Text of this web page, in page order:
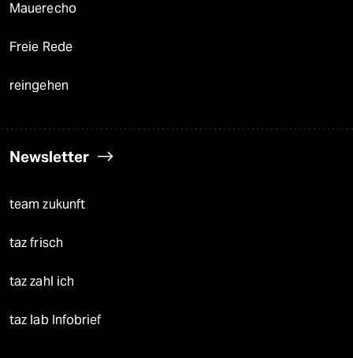
Mauerecho
Freie Rede
reingehen
Newsletter
team zukunft
taz frisch
taz zahl ich
taz lab Infobrief